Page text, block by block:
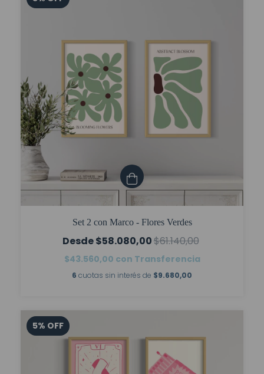
Set 2 con Marco - Flores Verdes
$58.080,00$61.140,00
$43.560,00 con Transferencia
6 cuotas sin interés de $9.680,00
5% OFF